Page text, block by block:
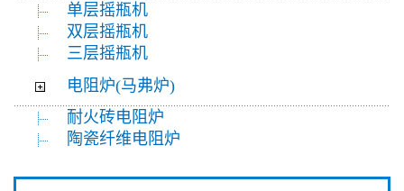
单层摇瓶机
双层摇瓶机
三层摇瓶机
电阻炉(马弗炉)
耐火砖电阻炉
陶瓷纤维电阻炉